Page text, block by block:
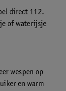
direct 112.
of waterijsje
wespen op
en warm